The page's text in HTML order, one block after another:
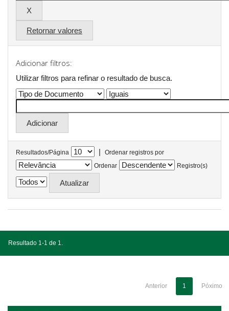
Retornar valores
Adicionar filtros:
Utilizar filtros para refinar o resultado de busca.
Resultados/Página |
Ordenar registros por
Ordenar
Registro(s)
Resultado 1-1 de 1.
Anterior 1 Póximo